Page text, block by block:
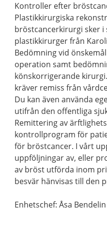
Kontroller efter
Plastikkirurgiska
bröstcancerkirurgi sker i
plastikkirurger från
Bedömning vid
operation samt
könskorrigerande
kräver remiss från
Du kan även använda
utifrån den offentliga
Remittering av
kontrollprogram för
för bröstcancer. I vårt
uppföljningar av, eller
av bröst utförda inom
besvär hänvisas till den
Enhetschef: Åsa Bendelin